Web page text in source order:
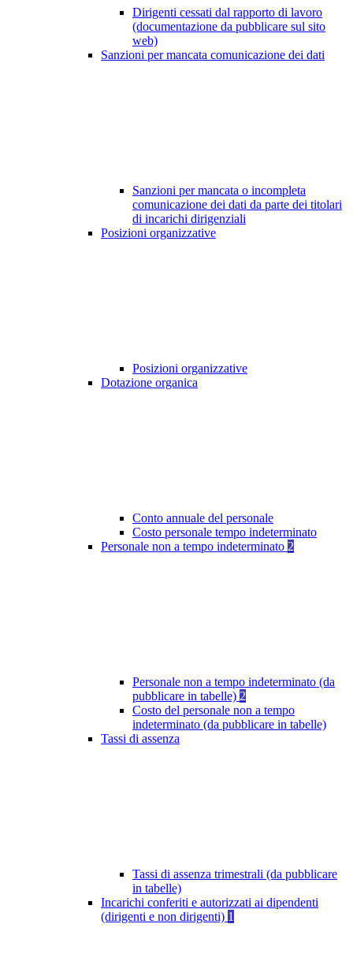
Dirigenti cessati dal rapporto di lavoro
(documentazione da pubblicare sul sito
web)
Sanzioni per mancata comunicazione dei dati
Sanzioni per mancata o incompleta
comunicazione dei dati da parte dei titolari
di incarichi dirigenziali
Posizioni organizzative
Posizioni organizzative
Dotazione organica
Conto annuale del personale
Costo personale tempo indeterminato
Personale non a tempo indeterminato 2
Personale non a tempo indeterminato (da
pubblicare in tabelle) 2
Costo del personale non a tempo
indeterminato (da pubblicare in tabelle)
Tassi di assenza
Tassi di assenza trimestrali (da pubblicare
in tabelle)
Incarichi conferiti e autorizzati ai dipendenti
(dirigenti e non dirigenti) 1